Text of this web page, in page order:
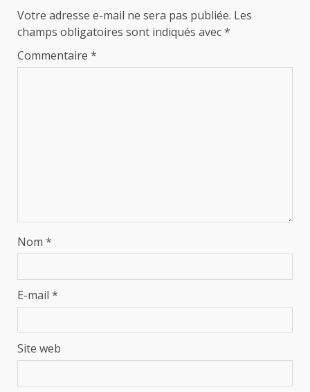
Votre adresse e-mail ne sera pas publiée. Les
champs obligatoires sont indiqués avec*
Commentaire *
Nom *
E-mail *
Site web